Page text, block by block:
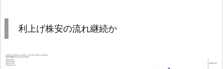
利上げ株安の流れ継続か